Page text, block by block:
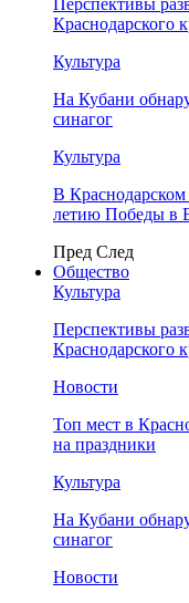
Перспективы
Краснодарского
Культура
На Кубани
синагог
Культура
В Краснодарском
летию Победы в
Пред След
Общество
Культура
Перспективы
Краснодарского
Новости
Топ мест в
на праздники
Культура
На Кубани
синагог
Новости